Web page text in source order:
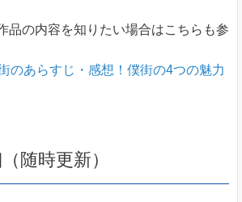
品の内容を知りたい場合はこちらも参
のあらすじ・感想！僕街の4つの魅力
随時更新）